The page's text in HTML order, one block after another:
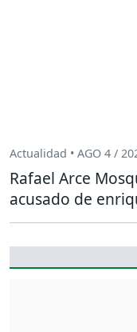
Actualidad • AGO 4 /
Rafael Arce
acusado de